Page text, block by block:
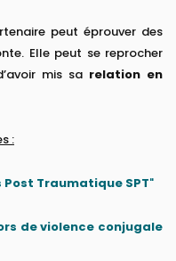
peut éprouver des
Elle peut se reprocher
mis sa relation en
:
Traumatique SPT"
de violence conjugale